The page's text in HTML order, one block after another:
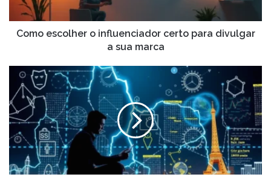
sua
marca
Como escolher o influenciador certo para divulgar
a sua marca
Como
aumentar
a
sua
visibilidade
online
sem
grandes
investimentos